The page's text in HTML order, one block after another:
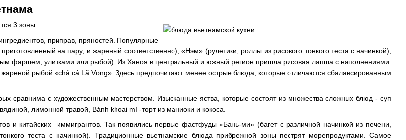
3 зоны:
приправ, пряностей. Популярные
на пару, и жареный соответственно), «Нэм» (рулетики, роллы из рисового тонкого теста с начинкой)
фаршем, улитками или рыбой). Из Ханоя в центральный и южный регион пришла рисовая лапша с наполнениями:
рыбой «chả cá Lã Vọng». Здесь предпочитают менее острые блюда, которые отличаются сбалансированным
сравнима с художественным мастерством. Изысканные яства, которые состоят из множества сложных блюд - суп
лимонной травой, Bánh khoai mì -торт из маниоки и кокоса.
и китайских иммигрантов. Так появились первые фастфуды «Бань-ми» (багет с различной начинкой из печени,
теста с начинкой). Традиционные вьетнамские блюда прибрежной зоны пестрят морепродуктами. Самое